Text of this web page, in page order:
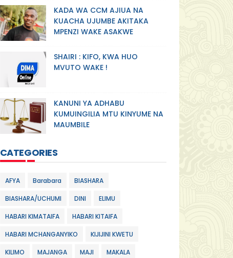
KADA WA CCM AJIUA NA
KUACHA UJUMBE AKITAKA
MPENZI WAKE ASAKWE
SHAIRI : KIFO, KWA HUO
MVUTO WAKE !
KANUNI YA ADHABU
KUMUINGILIA MTU KINYUME NA
MAUMBILE
CATEGORIES
AFYA Barabara BIASHARA
BIASHARA/UCHUMI DINI ELIMU
HABARI KIMATAIFA HABARI KITAIFA
HABARI MCHANGANYIKO KIJIJINI KWETU
KILIMO MAJANGA MAJI MAKALA